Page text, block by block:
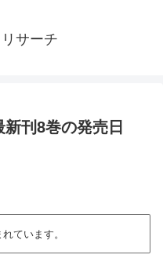
サーチ
新刊8巻の発売日
ています。